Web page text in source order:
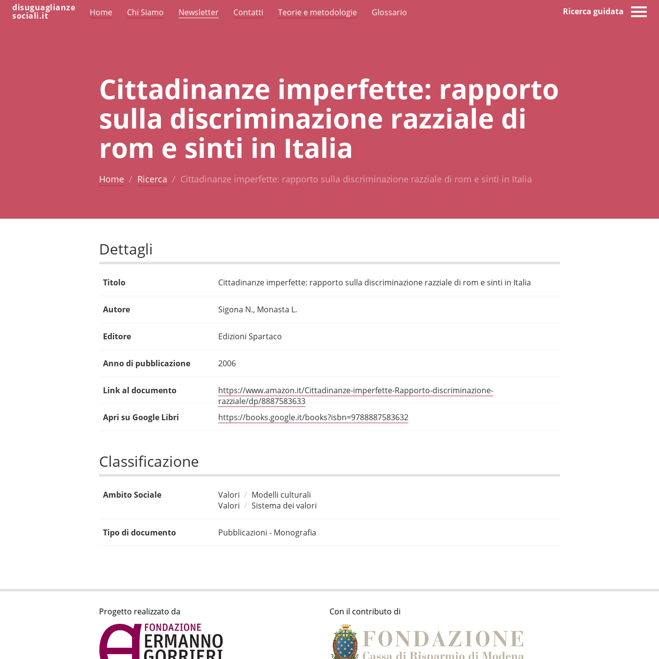
disuguaglianze
sociali.it Home Chi Siamo Newsletter Contatti Teorie e metodologie Glossario Ricerca guidata
Cittadinanze imperfette: rapporto
sulla discriminazione razziale di
rom e sinti in Italia
Home Ricerca Cittadinanze imperfette: rapporto sulla discriminazione razziale di rom e sinti in Italia
Dettagli
Titolo Cittadinanze imperfette: rapporto sulla discriminazione razziale di rom e sinti in Italia
Autore Sigona N., Monasta L.
Editore Edizioni Spartaco
Anno di pubblicazione 2006
Link al documento
https://www.amazon.it/Cittadinanze-imperfette-Rapporto-discriminazione-
razziale/dp/8887583633
Apri su Google Libri
https://books.google.it/books?isbn=9788887583632
Classificazione
Ambito Sociale Valori
Modelli culturali
Valori
Sistema dei valori
Tipo di documento Pubblicazioni - Monografia
Progetto realizzato da Con il contributo di